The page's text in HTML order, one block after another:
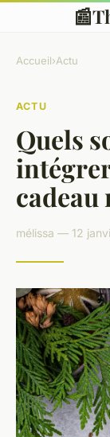
📰
Accueil›Actu
ACTU
Quels
mélissa — 12